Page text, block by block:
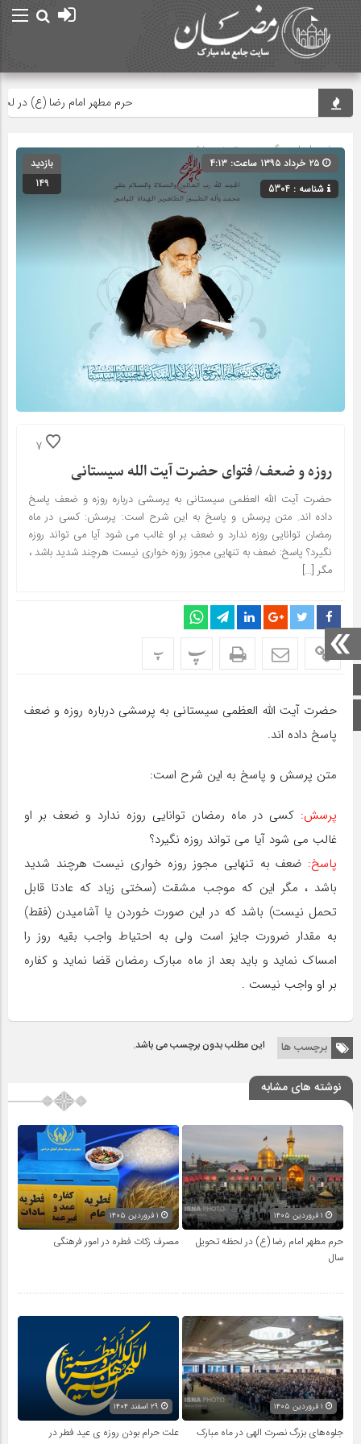
اینستاگرام
حرم مطهر امام رضا (ع) در لحظه
صفحه اصلی» گروه » دسته‌بندی نشده
شناسه : 5304
بازدید
149
7
روزه و ضعف/ فتوای حضرت آیت الله سیستانی
حضرت آیت الله العظمی سیستانی به پرسشی درباره روزه و ضعف پاسخ
داده اند. متن پرسش و پاسخ به این شرح است: پرسش: کسی در ماه
رمضان توانایی روزه ندارد و ضعف بر او غالب می شود آیا می تواند روزه
نگیرد؟ پاسخ: ضعف به تنهایى مجوز روزه خوارى نیست هرچند شدید باشد ،
مگر […]
پ پ
حضرت آیت الله العظمی سیستانی به پرسشی درباره روزه و ضعف
پاسخ داده اند.
متن پرسش و پاسخ به این شرح است:
پرسش: کسی در ماه رمضان توانایی روزه ندارد و ضعف بر او
غالب می شود آیا می تواند روزه نگیرد؟
پاسخ: ضعف به تنهایى مجوز روزه خوارى نیست هرچند شدید
باشد ، مگر این که موجب مشقت (سختی زیاد که عادتا قابل
تحمل نیست) باشد که در این صورت خوردن یا آشامیدن (فقط)
به مقدار ضرورت جایز است ولی به احتیاط واجب بقیه روز را
امساک نماید و باید بعد از ماه مبارک رمضان قضا نماید و کفاره
بر او واجب نیست .
برچسب ها این مطلب بدون برچسب می باشد.
نوشته های مشابه
حرم مطهر امام رضا (ع) در لحظه تحویل
سال
مصرف زکات فطره در امور فرهنگی
جلوه‌های بزرگ نصرت الهی در ماه مبارک
علت حرام بودن روزه ی عید فطر در